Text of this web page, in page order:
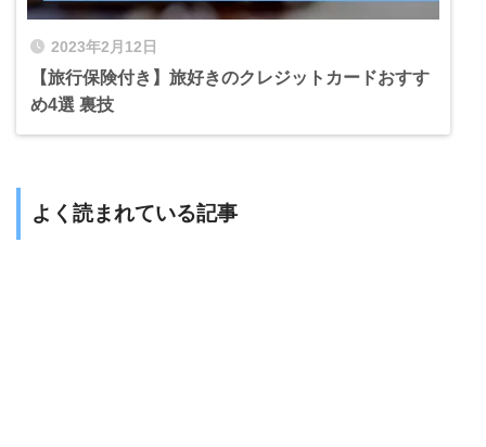
2023年2月12日
【旅行保険付き】旅好きのクレジットカードおすす
め4選 裏技
よく読まれている記事